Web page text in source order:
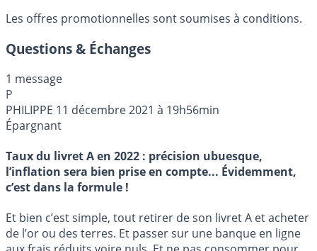
Les offres promotionnelles sont soumises à conditions.
Questions & Échanges
1 message
P
PHILIPPE 11 décembre 2021 à 19h56min
Épargnant
Taux du livret A en 2022 : précision ubuesque,
l’inflation sera bien prise en compte... Évidemment,
c’est dans la formule !
Et bien c’est simple, tout retirer de son livret A et acheter
de l’or ou des terres. Et passer sur une banque en ligne